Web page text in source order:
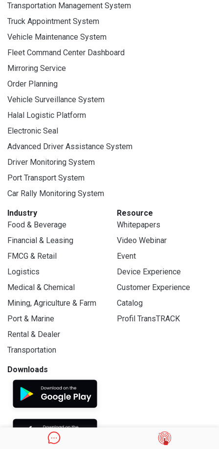
Transportation Management System
Truck Appointment System
Vehicle Maintenance System
Fleet Command Center Dashboard
Mirroring Service
Order Planning
Vehicle Surveillance System
Halal Logistic Platform
Electronic Seal
Advanced Driver Assistance System
Driver Monitoring System
Port Transport System
Car Rally Monitoring System
Industry
Food & Beverage
Financial & Leasing
FMCG & Retail
Logistics
Medical & Chemical
Mining, Agriculture & Farm
Port & Marine
Rental & Dealer
Transportation
Resource
Whitepapers
Video Webinar
Event
Device Experience
Customer Experience
Catalog
Profil TransTRACK
Downloads